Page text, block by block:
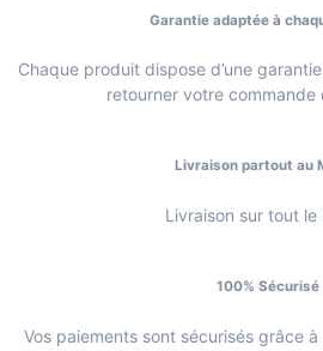
Garantie adaptée à
Chaque produit dispose d’une
retourner votre commande
Livraison partout au
Livraison sur tout le
100% Sécurisé
Vos paiements sont sécurisés grâce